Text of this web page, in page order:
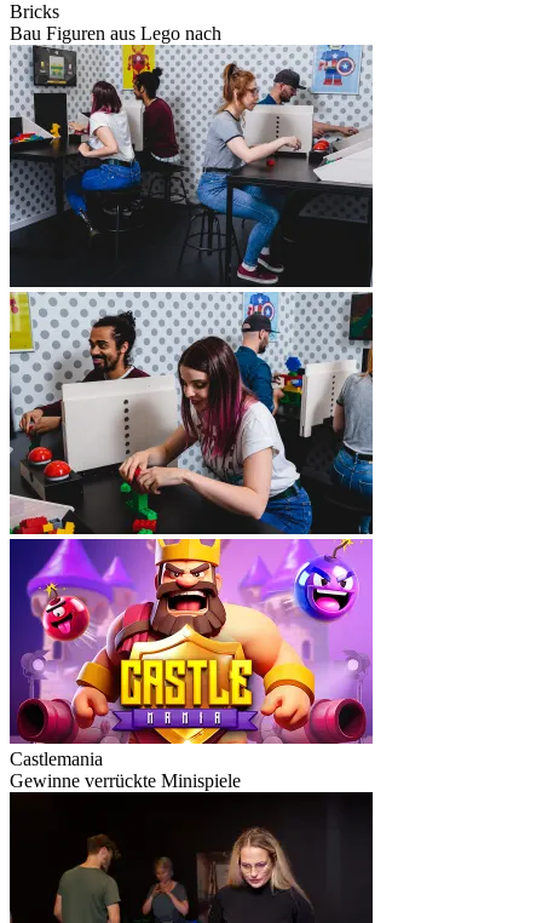
Bricks
Bau Figuren aus Lego nach
Castlemania
Gewinne verrückte Minispiele